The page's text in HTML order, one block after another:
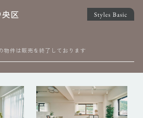
区 Styles Basic
物件は販売を終了しております